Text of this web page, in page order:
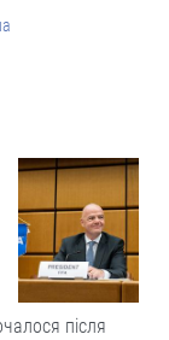
після